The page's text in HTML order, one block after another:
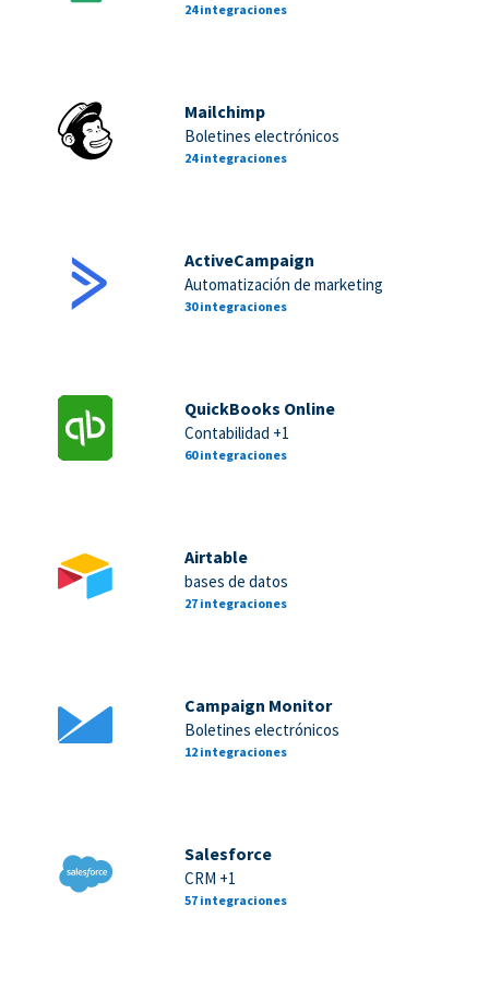
24 integraciones
Mailchimp
Boletines electrónicos
24 integraciones
ActiveCampaign
Automatización de marketing
30 integraciones
QuickBooks Online
Contabilidad +1
60 integraciones
Airtable
bases de datos
27 integraciones
Campaign Monitor
Boletines electrónicos
12 integraciones
Salesforce
CRM +1
57 integraciones